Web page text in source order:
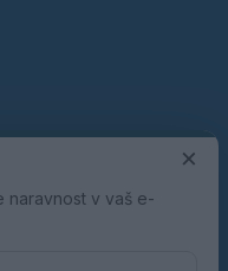
×
naravnost v vaš e-